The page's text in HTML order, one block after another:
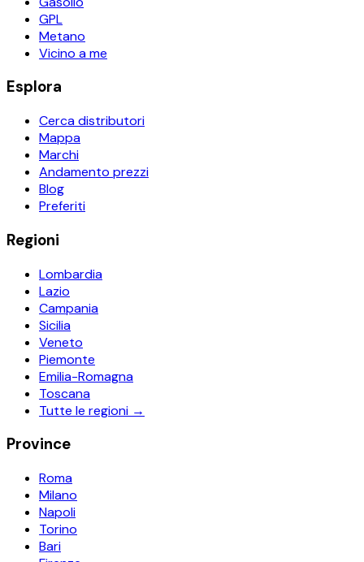
GPL
Metano
Vicino a me
Esplora
Cerca distributori
Mappa
Marchi
Andamento prezzi
Blog
Preferiti
Regioni
Lombardia
Lazio
Campania
Sicilia
Veneto
Piemonte
Emilia-Romagna
Toscana
Tutte le regioni →
Province
Roma
Milano
Napoli
Torino
Bari